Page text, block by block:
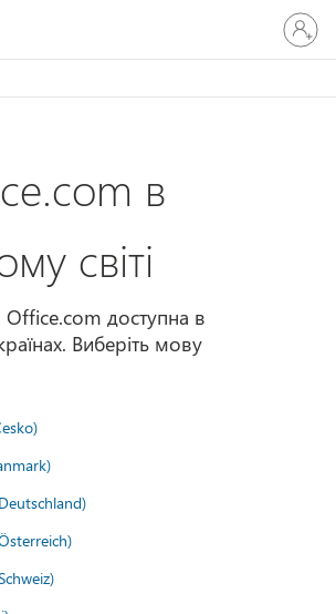
свій
запис
в
світі
доступна в
Виберіть мову